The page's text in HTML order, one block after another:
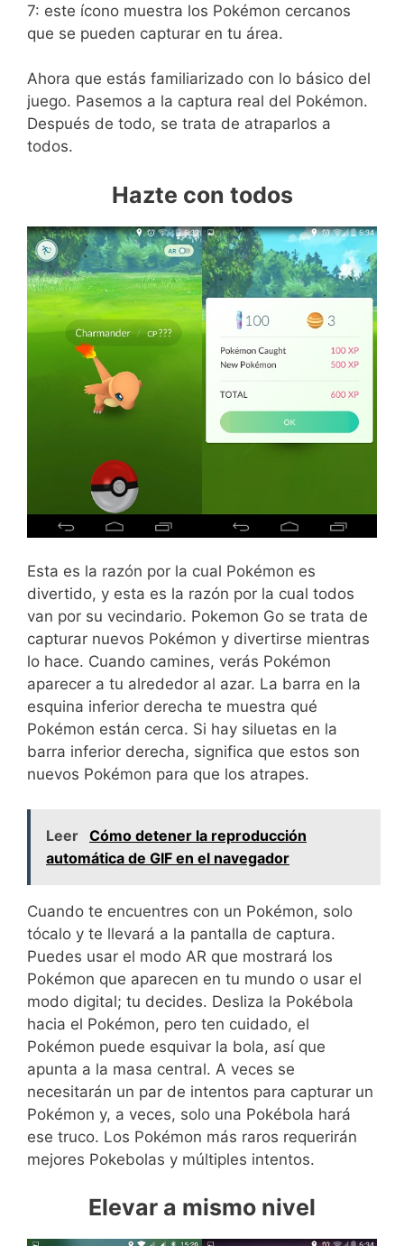
7: este ícono muestra los Pokémon cercanos
que se pueden capturar en tu área.
Ahora que estás familiarizado con lo básico del
juego. Pasemos a la captura real del Pokémon.
Después de todo, se trata de atraparlos a
todos.
Hazte con todos
Esta es la razón por la cual Pokémon es
divertido, y esta es la razón por la cual todos
van por su vecindario. Pokemon Go se trata de
capturar nuevos Pokémon y divertirse mientras
lo hace. Cuando camines, verás Pokémon
aparecer a tu alrededor al azar. La barra en la
esquina inferior derecha te muestra qué
Pokémon están cerca. Si hay siluetas en la
barra inferior derecha, significa que estos son
nuevos Pokémon para que los atrapes.
Leer Cómo detener la reproducción
automática de GIF en el navegador
Cuando te encuentres con un Pokémon, solo
tócalo y te llevará a la pantalla de captura.
Puedes usar el modo AR que mostrará los
Pokémon que aparecen en tu mundo o usar el
modo digital; tu decides. Desliza la Pokébola
hacia el Pokémon, pero ten cuidado, el
Pokémon puede esquivar la bola, así que
apunta a la masa central. A veces se
necesitarán un par de intentos para capturar un
Pokémon y, a veces, solo una Pokébola hará
ese truco. Los Pokémon más raros requerirán
mejores Pokebolas y múltiples intentos.
Elevar a mismo nivel